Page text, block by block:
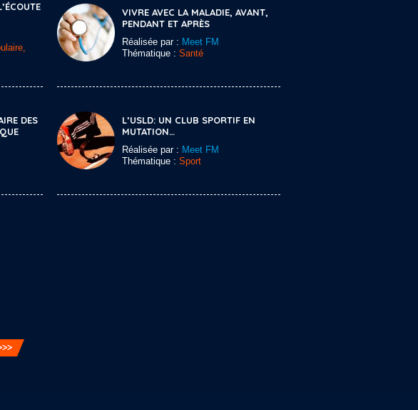
VIVRE AVEC LA MALADIE, AVANT,
PENDANT ET APRÈS
Réalisée par : Meet FM
Thématique : Santé
DES
L’USLD: UN CLUB SPORTIF EN
MUTATION…
Réalisée par : Meet FM
Thématique : Sport